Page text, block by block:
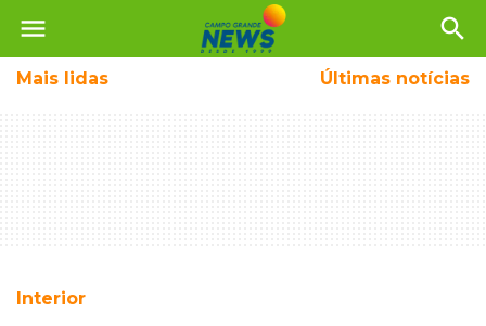
menu search
Mais lidas Últimas notícias
Interior